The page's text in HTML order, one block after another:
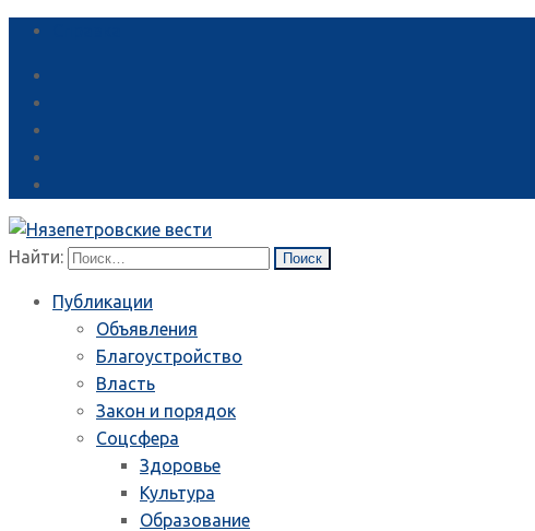
Найти:
Публикации
Объявления
Благоустройство
Власть
Закон и порядок
Соцсфера
Здоровье
Культура
Образование